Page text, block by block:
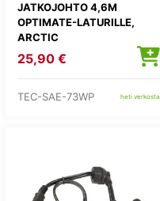
JATKOJOHTO 4,6M
OPTIMATE-LATURILLE,
ARCTIC
25,90 €
TEC-SAE-73WP heti verkosta